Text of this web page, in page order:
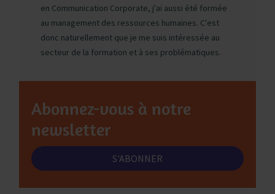
en Communication Corporate, j'ai aussi été formée
au management des ressources humaines. C'est
donc naturellement que je me suis intéressée au
secteur de la formation et à ses problématiques.
Abonnez-vous à notre
newsletter
S'ABONNER